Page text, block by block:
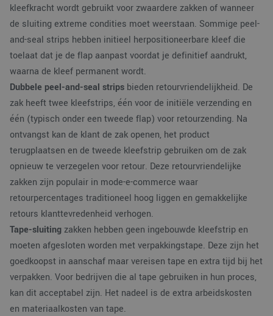
kleefkracht wordt gebruikt voor zwaardere zakken of wanneer
de sluiting extreme condities moet weerstaan. Sommige peel-
and-seal strips hebben initieel herpositioneerbare kleef die
toelaat dat je de flap aanpast voordat je definitief aandrukt,
waarna de kleef permanent wordt.
Dubbele peel-and-seal strips bieden retourvriendelijkheid. De
zak heeft twee kleefstrips, één voor de initiële verzending en
één (typisch onder een tweede flap) voor retourzending. Na
ontvangst kan de klant de zak openen, het product
terugplaatsen en de tweede kleefstrip gebruiken om de zak
opnieuw te verzegelen voor retour. Deze retourvriendelijke
zakken zijn populair in mode-e-commerce waar
retourpercentages traditioneel hoog liggen en gemakkelijke
retours klanttevredenheid verhogen.
Tape-sluitingzakken hebben geen ingebouwde kleefstrip en
moeten afgesloten worden met verpakkingstape. Deze zijn het
goedkoopst in aanschaf maar vereisen tape en extra tijd bij het
verpakken. Voor bedrijven die al tape gebruiken in hun proces,
kan dit acceptabel zijn. Het nadeel is de extra arbeidskosten
en materiaalkosten van tape.
CookieScriptConsent
CookieScript
www.verpakking.nl
4 weken 2
Naam
Domein
Vervaldatum Omschrijving
_ga_38H4ZZK10R .verpakking.nl
1 jaar 1
maand
Deze cookie
gebruikt door
Google
om de
te behouden.
.verpakking.nl
Naam
Aanbieder
Domein
Vervaldatum Omschrijving
_clck .verpakking.nl 1 jaar
Deze cookie wordt
gebruikt om
gebruikersinteracties